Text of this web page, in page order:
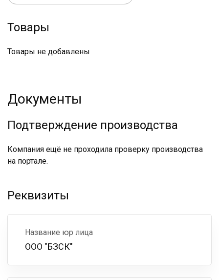
Товары
Товары не добавлены
Документы
Подтверждение производства
Компания ещё не проходила проверку производства
на портале.
Реквизиты
Название юр лица
ООО "БЗСК"